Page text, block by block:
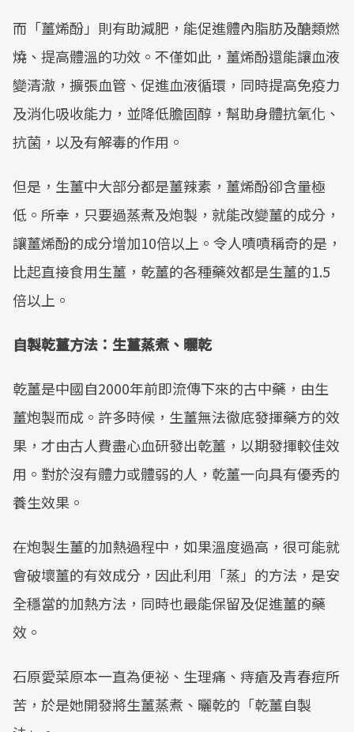
而「薑烯酚」則有助減肥，能促進體內脂肪及醣類燃
燒、提高體溫的功效。不僅如此，薑烯酚還能讓血液
變清澈，擴張血管、促進血液循環，同時提高免疫力
及消化吸收能力，並降低膽固醇，幫助身體抗氧化、
抗菌，以及有解毒的作用。
但是，生薑中大部分都是薑辣素，薑烯酚卻含量極
低。所幸，只要過蒸煮及炮製，就能改變薑的成分，
讓薑烯酚的成分增加10倍以上。令人嘖嘖稱奇的是，
比起直接食用生薑，乾薑的各種藥效都是生薑的1.5
倍以上。
自製乾薑方法：生薑蒸煮、曬乾
乾薑是中國自2000年前即流傳下來的古中藥，由生
薑炮製而成。許多時候，生薑無法徹底發揮藥方的效
果，才由古人費盡心血研發出乾薑，以期發揮較佳效
用。對於沒有體力或體弱的人，乾薑一向具有優秀的
養生效果。
在炮製生薑的加熱過程中，如果溫度過高，很可能就
會破壞薑的有效成分，因此利用「蒸」的方法，是安
全穩當的加熱方法，同時也最能保留及促進薑的藥
效。
石原愛菜原本一直為便祕、生理痛、痔瘡及青春痘所
苦，於是她開發將生薑蒸煮、曬乾的「乾薑自製